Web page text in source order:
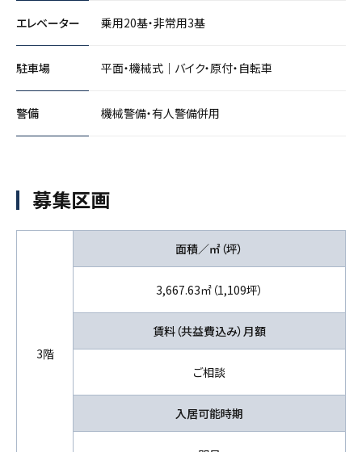
駐車場 平面・機械式｜バイク・原付・自転車
エレベーター 乗用20基・非常用3基
警備 機械警備・有人警備併用
募集区画
3階
面積／㎡（坪）
3,667.63㎡（1,109坪）
賃料（共益費込み）月額
ご相談
入居可能時期